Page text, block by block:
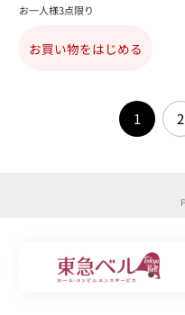
お一人様3点限り
お買い物をはじめる
1 2